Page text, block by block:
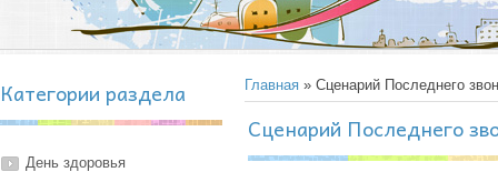
Категории раздела
День здоровья
Главная » Сценарий Последнего
Сценарий Последнего